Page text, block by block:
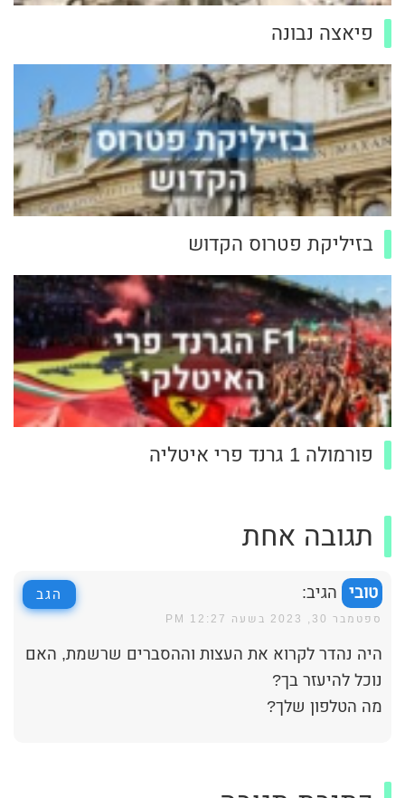
פיאצה נבונה
בזיליקת פטרוס הקדוש
פורמולה 1 גרנד פרי איטליה
תגובה אחת
טובי הגיב:
ספטמבר 30, 2023 בשעה 12:27 PM
היה נהדר לקרוא את העצות וההסברים שרשמת, האם
נוכל להיעזר בך?
מה הטלפון שלך?
הגב